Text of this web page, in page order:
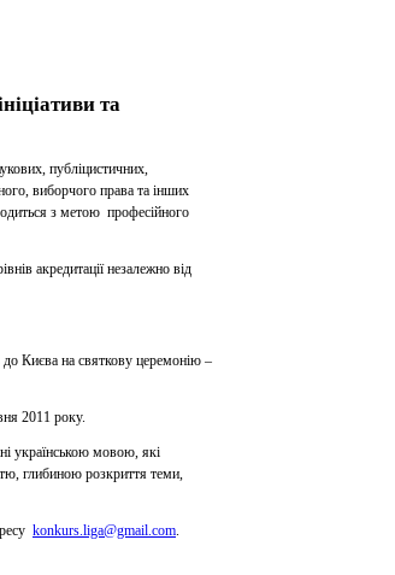
та
публіцистичних,
виборчого права та інших
з метою професійного
акредитації незалежно від
Києва на святкову церемонію –
2011 року.
українською мовою, які
глибиною розкриття теми,
konkurs.liga@gmail.com.